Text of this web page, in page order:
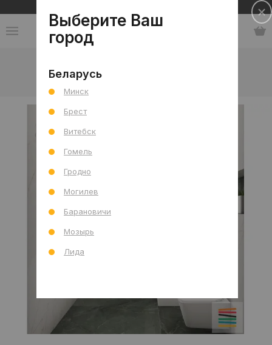
Главная
Ванная комната с душевой
Выберите Ваш
город
Беларусь
Минск
Брест
Витебск
Гомель
Гродно
Могилев
Барановичи
Мозырь
Лида